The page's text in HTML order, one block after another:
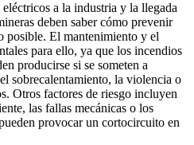
a la industria y la llegada
deben saber cómo prevenir
posible. El mantenimiento y el
para ello, ya que los incendios
producirse si se someten a
sobrecalentamiento, la violencia o
Otros factores de riesgo incluyen
las fallas mecánicas o los
provocar un cortocircuito en